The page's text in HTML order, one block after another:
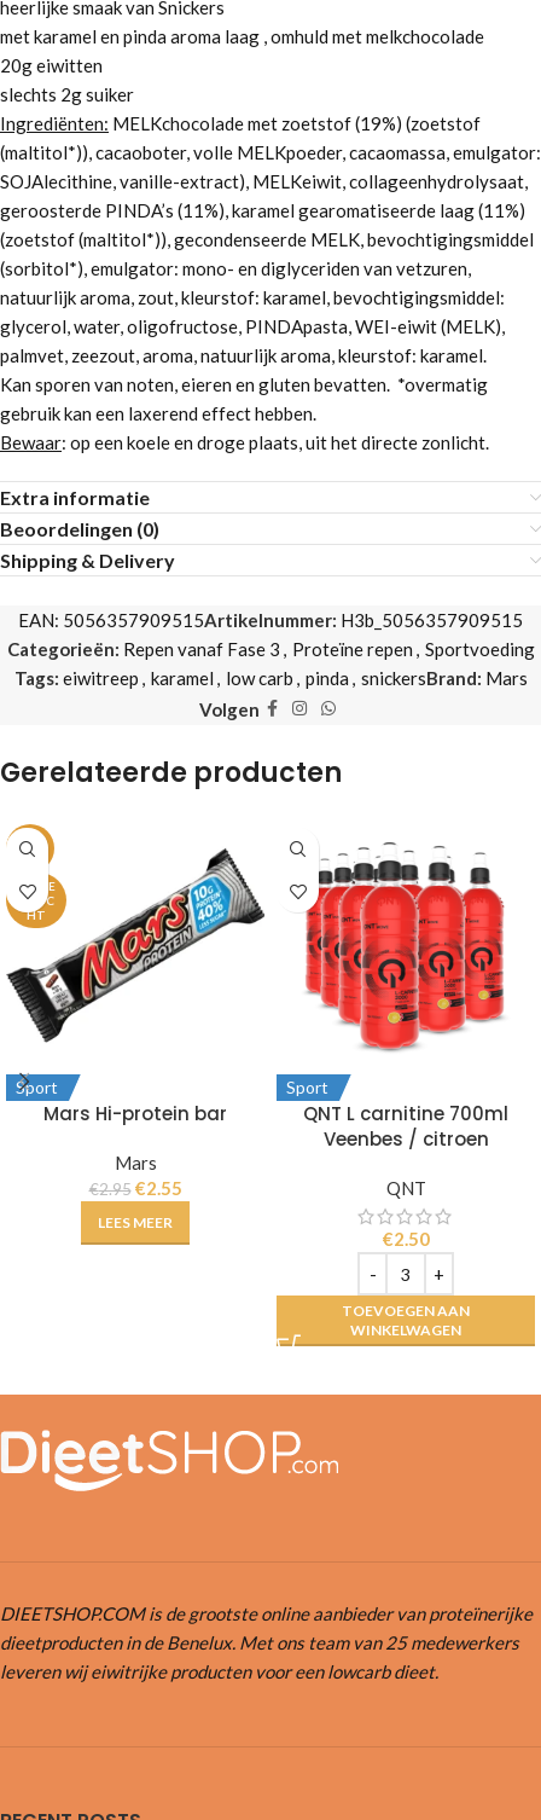
heerlijke smaak van Snickers
met karamel en pinda aroma laag , omhuld met melkchocolade
20g eiwitten
slechts 2g suiker
Ingrediënten: MELKchocolade met zoetstof (19%) (zoetstof
(maltitol*)), cacaoboter, volle MELKpoeder, cacaomassa, emulgator:
SOJAlecithine, vanille-extract), MELKeiwit, collageenhydrolysaat,
geroosterde PINDA’s (11%), karamel gearomatiseerde laag (11%)
(zoetstof (maltitol*)), gecondenseerde MELK, bevochtigingsmiddel
(sorbitol*), emulgator: mono- en diglyceriden van vetzuren,
natuurlijk aroma, zout, kleurstof: karamel, bevochtigingsmiddel:
glycerol, water, oligofructose, PINDApasta, WEI-eiwit (MELK),
palmvet, zeezout, aroma, natuurlijk aroma, kleurstof: karamel.
Kan sporen van noten, eieren en gluten bevatten. *overmatig
gebruik kan een laxerend effect hebben.
Bewaar: op een koele en droge plaats, uit het directe zonlicht.
Extra informatie
Beoordelingen (0)
Shipping & Delivery
EAN: 5056357909515Artikelnummer: H3b_5056357909515
Categorieën: Repen vanaf Fase 3 , Proteïne repen , Sportvoeding
Tags: eiwitreep , karamel , low carb , pinda , snickersBrand: Mars
Volgen
Gerelateerde producten
-14%
UITVE
RKOC
HT
Sport
Mars Hi-protein bar
Mars
€2.95 €2.55
LEES MEER
Sport
QNT L carnitine 700ml
Veenbes / citroen
QNT
€2.50
TOEVOEGEN AAN
WINKELWAGEN
DIEETSHOP.COM is de grootste online aanbieder van proteïnerijke
dieetproducten in de Benelux. Met ons team van 25 medewerkers
leveren wij eiwitrijke producten voor een lowcarb dieet.